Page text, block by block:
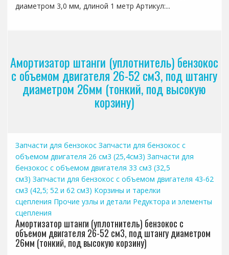
диаметром 3,0 мм, длиной 1 метр Артикул:...
Амортизатор штанги (уплотнитель) бензокос
с объемом двигателя 26-52 см3, под штангу
диаметром 26мм (тонкий, под высокую
корзину)
Запчасти для бензокос Запчасти для бензокос с
объемом двигателя 26 см3 (25,4см3) Запчасти для
бензокос с объемом двигателя 33 см3 (32,5
см3) Запчасти для бензокос с объемом двигателя 43-62
см3 (42,5; 52 и 62 см3) Корзины и тарелки
сцепления Прочие узлы и детали Редуктора и элементы
сцепления
Амортизатор штанги (уплотнитель) бензокос с
объемом двигателя 26-52 см3, под штангу диаметром
26мм (тонкий, под высокую корзину)